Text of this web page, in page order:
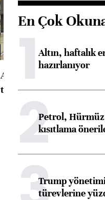
ABD'de konut
toparlandı
En Çok
1Altın, haftalık
hazırlanıyor
2Petrol, Hürmüz
kısıtlama
Trump
türevlerine